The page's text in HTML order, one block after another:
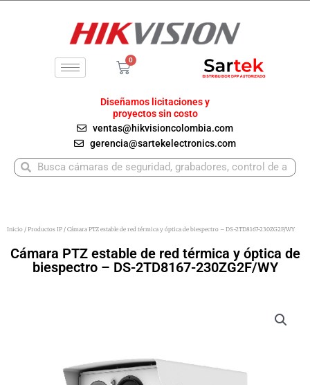
0
Carrito
Diseñamos licitaciones y
proyectos sin costo
ventas@hikvisioncolombia.com
gerencia@sartekelectronics.com
BuscarBuscar
Inicio / Productos IP / Cámara PTZ estable de red térmica y óptica de biespectro – DS-2TD8167-230ZG2F/WY
Cámara PTZ estable de red térmica y óptica de
biespectro – DS-2TD8167-230ZG2F/WY